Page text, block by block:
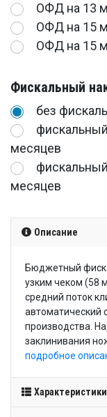
ОФД на 13
ОФД на 15
ОФД на 15
Фискальный
без
месяцев
месяцев
Описание
Бюджетный
узким чеком (58
средний поток
автоматический
производства.
заклинивания
подробное
Характеристики